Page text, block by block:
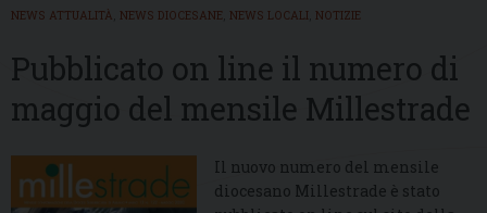
NEWS ATTUALITÀ NEWS DIOCESANE NEWS LOCALI NOTIZIE
Pubblicato on line il numero di
maggio del mensile Millestrade
Il nuovo numero del mensile
diocesano Millestrade è stato